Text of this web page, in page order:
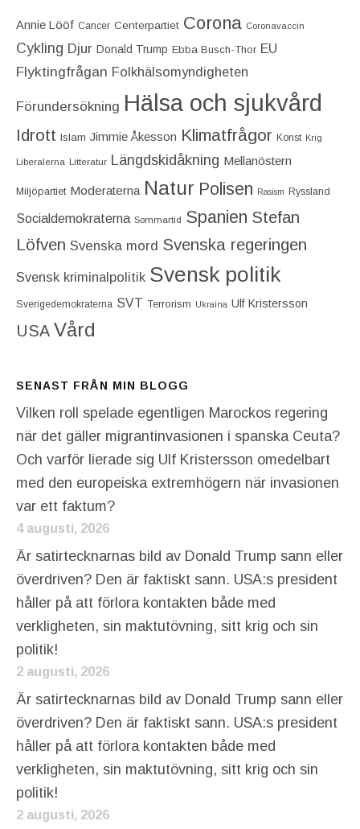
Annie Lööf Cancer Centerpartiet‎ Corona Coronavaccin
Cykling Djur Donald Trump Ebba Busch-Thor EU
Flyktingfrågan Folkhälsomyndigheten
Förundersökning Hälsa och sjukvård
Idrott Islam Jimmie Åkesson Klimatfrågor Konst Krig
Liberalerna Litteratur Längdskidåkning Mellanöstern
Miljöpartiet Moderaterna Natur Polisen Rasism Ryssland
Socialdemokraterna Sommartid Spanien Stefan
Löfven Svenska mord Svenska regeringen
Svensk kriminalpolitik Svensk politik
Sverigedemokraterna SVT Terrorism Ukraina Ulf Kristersson
USA Vård
SENAST FRÅN MIN BLOGG
Vilken roll spelade egentligen Marockos regering
när det gäller migrantinvasionen i spanska Ceuta?
Och varför lierade sig Ulf Kristersson omedelbart
med den europeiska extremhögern när invasionen
var ett faktum?
4 augusti, 2026
Är satirtecknarnas bild av Donald Trump sann eller
överdriven? Den är faktiskt sann. USA:s president
håller på att förlora kontakten både med
verkligheten, sin maktutövning, sitt krig och sin
politik!
2 augusti, 2026
Är satirtecknarnas bild av Donald Trump sann eller
överdriven? Den är faktiskt sann. USA:s president
håller på att förlora kontakten både med
verkligheten, sin maktutövning, sitt krig och sin
politik!
2 augusti, 2026